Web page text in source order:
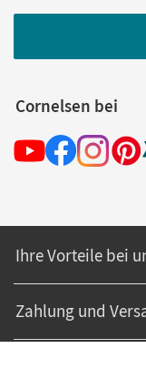
Cornelsen bei
Ihre Vorteile bei
Zahlung und